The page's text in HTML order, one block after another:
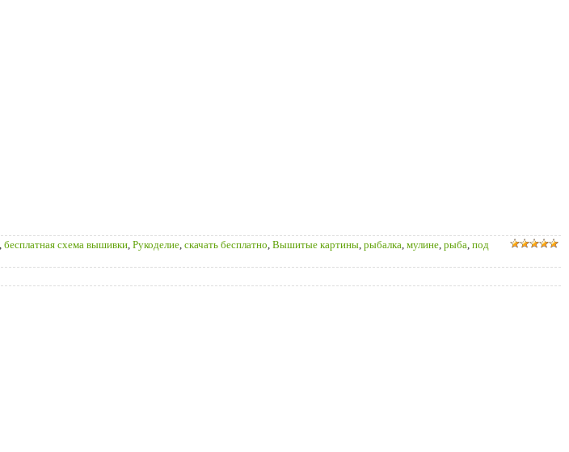
бесплатная схема вышивки Рукоделие скачать бесплатно Вышитые картины рыбалка мулине рыба под